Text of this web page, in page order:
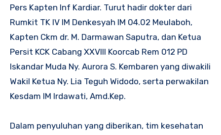
Pers Kapten Inf Kardiar. Turut hadir dokter dari
Rumkit TK IV IM Denkesyah IM 04.02 Meulaboh,
Kapten Ckm dr. M. Darmawan Saputra, dan Ketua
Persit KCK Cabang XXVIII Koorcab Rem 012 PD
Iskandar Muda Ny. Aurora S. Kembaren yang diwakili
Wakil Ketua Ny. Lia Teguh Widodo, serta perwakilan
Kesdam IM Irdawati, Amd.Kep.
Dalam penyuluhan yang diberikan, tim kesehatan